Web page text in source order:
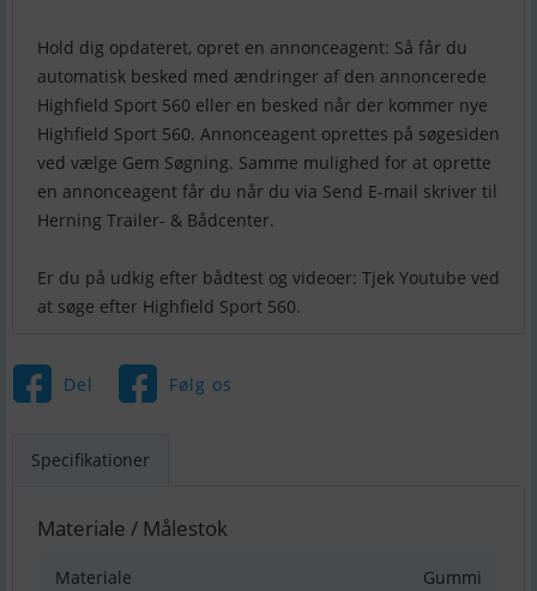
Hold dig opdateret, opret en annonceagent: Så får du
automatisk besked med ændringer af den annoncerede
Highfield Sport 560 eller en besked når der kommer nye
Highfield Sport 560. Annonceagent oprettes på søgesiden
ved vælge Gem Søgning. Samme mulighed for at oprette
en annonceagent får du når du via Send E-mail skriver til
Herning Trailer- & Bådcenter.
Er du på udkig efter bådtest og videoer: Tjek Youtube ved
Del Følg os
Specifikationer
Materiale / Målestok
Materiale Gummi